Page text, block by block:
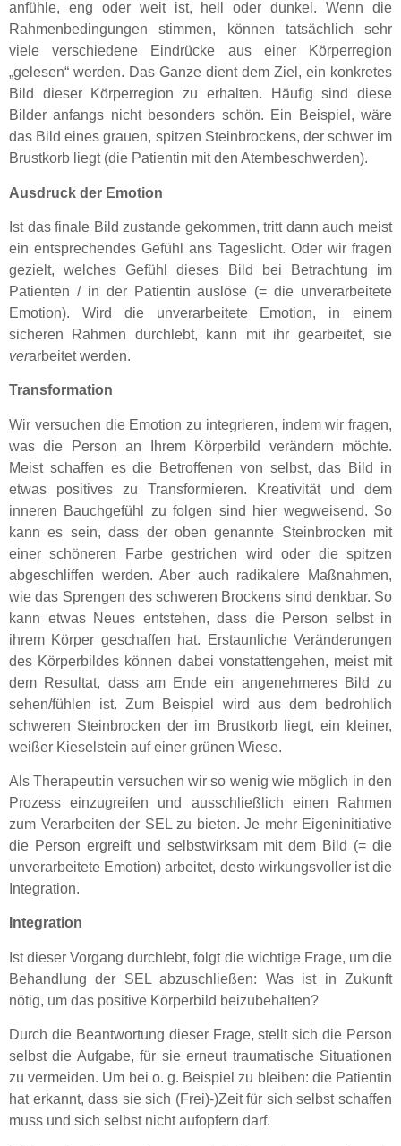
anfühle, eng oder weit ist, hell oder dunkel. Wenn die
Rahmenbedingungen stimmen, können tatsächlich sehr
viele verschiedene Eindrücke aus einer Körperregion
„gelesen“ werden. Das Ganze dient dem Ziel, ein konkretes
Bild dieser Körperregion zu erhalten. Häufig sind diese
Bilder anfangs nicht besonders schön. Ein Beispiel, wäre
das Bild eines grauen, spitzen Steinbrockens, der schwer im
Brustkorb liegt (die Patientin mit den Atembeschwerden).
Ausdruck der Emotion
Ist das finale Bild zustande gekommen, tritt dann auch meist
ein entsprechendes Gefühl ans Tageslicht. Oder wir fragen
gezielt, welches Gefühl dieses Bild bei Betrachtung im
Patienten / in der Patientin auslöse (= die unverarbeitete
Emotion). Wird die unverarbeitete Emotion, in einem
sicheren Rahmen durchlebt, kann mit ihr gearbeitet, sie
verarbeitet werden.
Transformation
Wir versuchen die Emotion zu integrieren, indem wir fragen,
was die Person an Ihrem Körperbild verändern möchte.
Meist schaffen es die Betroffenen von selbst, das Bild in
etwas positives zu Transformieren. Kreativität und dem
inneren Bauchgefühl zu folgen sind hier wegweisend. So
kann es sein, dass der oben genannte Steinbrocken mit
einer schöneren Farbe gestrichen wird oder die spitzen
abgeschliffen werden. Aber auch radikalere Maßnahmen,
wie das Sprengen des schweren Brockens sind denkbar. So
kann etwas Neues entstehen, dass die Person selbst in
ihrem Körper geschaffen hat. Erstaunliche Veränderungen
des Körperbildes können dabei vonstattengehen, meist mit
dem Resultat, dass am Ende ein angenehmeres Bild zu
sehen/fühlen ist. Zum Beispiel wird aus dem bedrohlich
schweren Steinbrocken der im Brustkorb liegt, ein kleiner,
weißer Kieselstein auf einer grünen Wiese.
Als Therapeut:in versuchen wir so wenig wie möglich in den
Prozess einzugreifen und ausschließlich einen Rahmen
zum Verarbeiten der SEL zu bieten. Je mehr Eigeninitiative
die Person ergreift und selbstwirksam mit dem Bild (= die
unverarbeitete Emotion) arbeitet, desto wirkungsvoller ist die
Integration.
Integration
Ist dieser Vorgang durchlebt, folgt die wichtige Frage, um die
Behandlung der SEL abzuschließen: Was ist in Zukunft
nötig, um das positive Körperbild beizubehalten?
Durch die Beantwortung dieser Frage, stellt sich die Person
selbst die Aufgabe, für sie erneut traumatische Situationen
zu vermeiden. Um bei o. g. Beispiel zu bleiben: die Patientin
hat erkannt, dass sie sich (Frei)-)Zeit für sich selbst schaffen
muss und sich selbst nicht aufopfern darf.